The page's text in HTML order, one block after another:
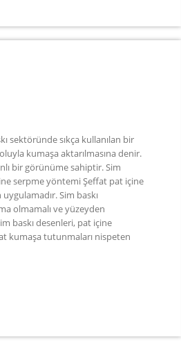
sektöründe sıkça kullanılan bir
kumaşa aktarılmasına denir.
bir görünüme sahiptir. Sim
serpme yöntemi Şeffat pat içine
uygulamadır. Sim baskı
olmamalı ve yüzeyden
baskı desenleri, pat içine
kumaşa tutunmaları nispeten